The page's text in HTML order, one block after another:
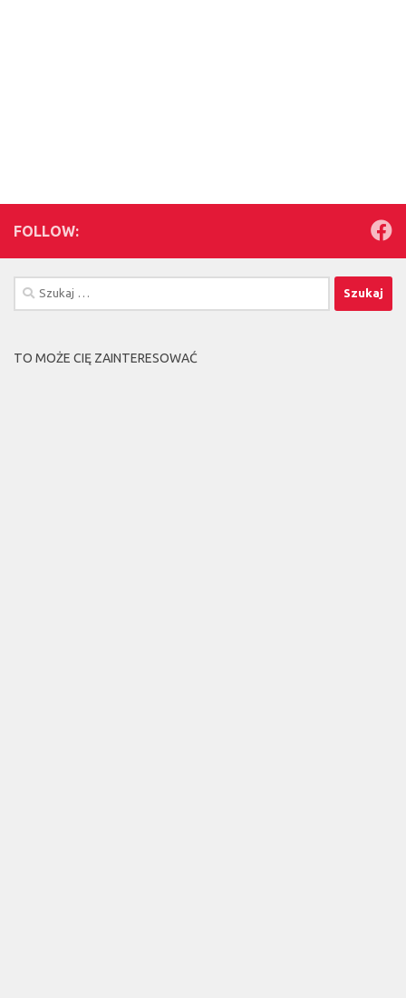
FOLLOW:
Szukaj:
TO MOŻE CIĘ ZAINTERESOWAĆ